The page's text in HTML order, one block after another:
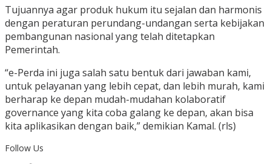
Tujuannya agar produk hukum itu sejalan dan harmonis
dengan peraturan perundang-undangan serta kebijakan
pembangunan nasional yang telah ditetapkan
Pemerintah.
“e-Perda ini juga salah satu bentuk dari jawaban kami,
untuk pelayanan yang lebih cepat, dan lebih murah, kami
berharap ke depan mudah-mudahan kolaboratif
governance yang kita coba galang ke depan, akan bisa
kita aplikasikan dengan baik,” demikian Kamal. (rls)
Follow Us